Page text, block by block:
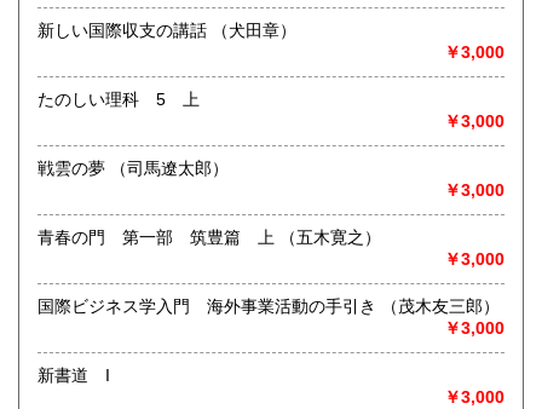
書籍の買取について
取り扱い分野
総記、哲学宗教、歴史、社会科学、自然科学、美術工芸、国
語国文、外国文学、古典籍、近代文献、趣味、外国書、サブ
カルチャー、古書一般（その他）
新しい国際収支の講話 （犬田章）
￥3,000
たのしい理科 5 上
￥3,000
戦雲の夢 （司馬遼太郎）
￥3,000
青春の門 第一部 筑豊篇 上 （五木寛之）
￥3,000
国際ビジネス学入門 海外事業活動の手引き （茂木友三郎）
￥3,000
新書道 I
￥3,000